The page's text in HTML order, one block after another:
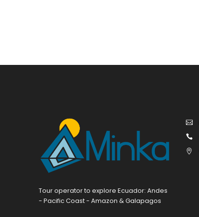
Tour operator to explore Ecuador: Andes
- Pacific Coast - Amazon & Galapagos